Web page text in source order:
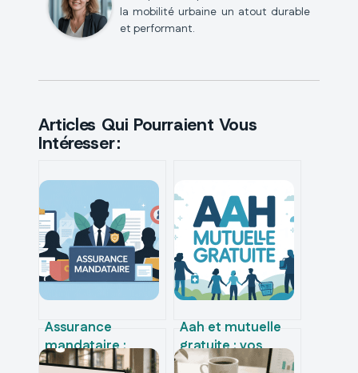
la mobilité urbaine un atout durable
et performant.
Articles Qui Pourraient Vous
Intéresser :
Assurance
mandataire :
obligations,
Aah et mutuelle
gratuite : vos
droits, aides